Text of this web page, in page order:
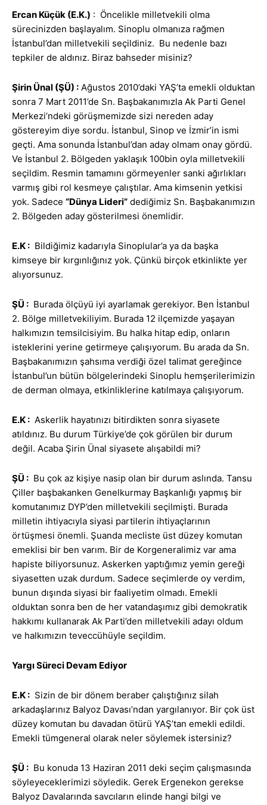
Ercan Küçük (E.K.) : Öncelikle milletvekili olma
sürecinizden başlayalım. Sinoplu olmanıza rağmen
İstanbul’dan milletvekili seçildiniz. Bu nedenle bazı
tepkiler de aldınız. Biraz bahseder misiniz?
Şirin Ünal (ŞÜ) : Ağustos 2010’daki YAŞ’ta emekli olduktan
sonra 7 Mart 2011’de Sn. Başbakanımızla Ak Parti Genel
Merkezi’ndeki görüşmemizde sizi nereden aday
göstereyim diye sordu. İstanbul, Sinop ve İzmir’in ismi
geçti. Ama sonunda İstanbul’dan aday olmam onay gördü.
Ve İstanbul 2. Bölgeden yaklaşık 100bin oyla milletvekili
seçildim. Resmin tamamını görmeyenler sanki ağırlıkları
varmış gibi rol kesmeye çalıştılar. Ama kimsenin yetkisi
yok. Sadece “Dünya Lideri” dediğimiz Sn. Başbakanımızın
2. Bölgeden aday gösterilmesi önemlidir.
E.K : Bildiğimiz kadarıyla Sinoplular’a ya da başka
kimseye bir kırgınlığınız yok. Çünkü birçok etkinlikte yer
alıyorsunuz.
ŞÜ : Burada ölçüyü iyi ayarlamak gerekiyor. Ben İstanbul
2. Bölge milletvekiliyim. Burada 12 ilçemizde yaşayan
halkımızın temsilcisiyim. Bu halka hitap edip, onların
isteklerini yerine getirmeye çalışıyorum. Bu arada da Sn.
Başbakanımızın şahsıma verdiği özel talimat gereğince
İstanbul’un bütün bölgelerindeki Sinoplu hemşerilerimizin
de derman olmaya, etkinliklerine katılmaya çalışıyorum.
E.K : Askerlik hayatınızı bitirdikten sonra siyasete
atıldınız. Bu durum Türkiye’de çok görülen bir durum
değil. Acaba Şirin Ünal siyasete alışabildi mi?
ŞÜ : Bu çok az kişiye nasip olan bir durum aslında. Tansu
Çiller başbakanken Genelkurmay Başkanlığı yapmış bir
komutanımız DYP’den milletvekili seçilmişti. Burada
milletin ihtiyacıyla siyasi partilerin ihtiyaçlarının
örtüşmesi önemli. Şuanda mecliste üst düzey komutan
emeklisi bir ben varım. Bir de Korgeneralimiz var ama
hapiste biliyorsunuz. Askerken yaptığımız yemin gereği
siyasetten uzak durdum. Sadece seçimlerde oy verdim,
bunun dışında siyasi bir faaliyetim olmadı. Emekli
olduktan sonra ben de her vatandaşımız gibi demokratik
hakkımı kullanarak Ak Parti’den milletvekili adayı oldum
ve halkımızın teveccühüyle seçildim.
Yargı Süreci Devam Ediyor
E.K : Sizin de bir dönem beraber çalıştığınız silah
arkadaşlarınız Balyoz Davası’ndan yargılanıyor. Bir çok üst
düzey komutan bu davadan ötürü YAŞ’tan emekli edildi.
Emekli tümgeneral olarak neler söylemek istersiniz?
ŞÜ : Bu konuda 13 Haziran 2011 deki seçim çalışmasında
söyleyeceklerimizi söyledik. Gerek Ergenekon gerekse
Balyoz Davalarında savcıların elinde hangi bilgi ve